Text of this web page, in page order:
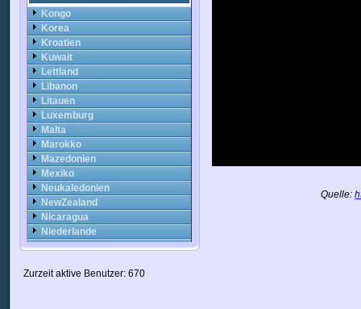
Kongo
Korea
Kroatien
Kuwait
Lettland
Libanon
Litauen
Luxemburg
Malta
Marokko
Mazedonien
Mexiko
Neukaledonien
NewZealand
Nicaragua
Niederlande
Norwegen
Panama
Quelle:
Zurzeit aktive Benutzer: 670